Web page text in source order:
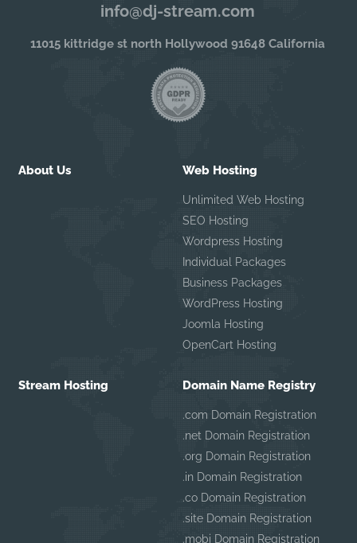
info@dj-stream.com
11015 kittridge st north Hollywood 91648 California
About Us Web Hosting
Unlimited Web Hosting
SEO Hosting
Wordpress Hosting
Individual Packages
Business Packages
WordPress Hosting
Joomla Hosting
OpenCart Hosting
Stream Hosting Domain Name Registry
.com Domain Registration
.net Domain Registration
.org Domain Registration
.in Domain Registration
.co Domain Registration
.site Domain Registration
.mobi Domain Registration